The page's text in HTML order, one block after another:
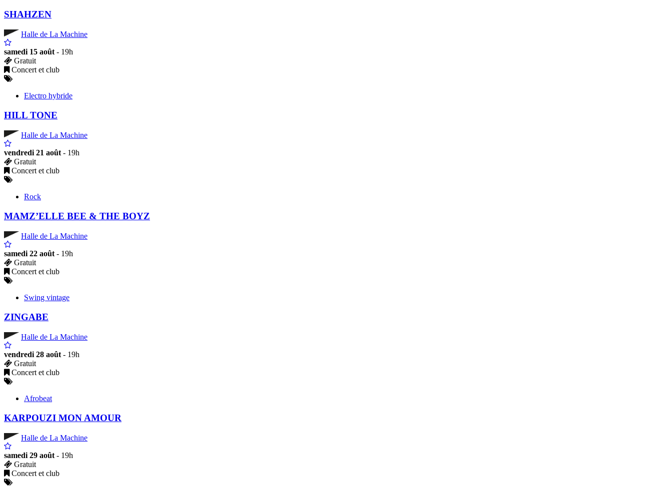
SHAHZEN
Halle de La Machine
samedi 15 août- 19h
Gratuit
Concert et club
Electro hybride
HILL TONE
Halle de La Machine
vendredi 21 août- 19h
Gratuit
Concert et club
Rock
MAMZ’ELLE BEE & THE BOYZ
Halle de La Machine
samedi 22 août- 19h
Gratuit
Concert et club
Swing vintage
ZINGABE
Halle de La Machine
vendredi 28 août- 19h
Gratuit
Concert et club
Afrobeat
KARPOUZI MON AMOUR
Halle de La Machine
samedi 29 août- 19h
Gratuit
Concert et club